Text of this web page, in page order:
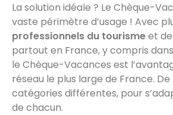
La solution idéale ? Le Chèque-
vaste périmètre d’usage ! Avec
professionnels du tourismeet
partout en France, y compris
le Chèque-Vacances est
réseau le plus large de France. De
catégories différentes, pour
de chacun.